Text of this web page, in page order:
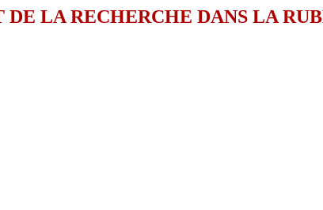
DE LA RECHERCHE DANS LA